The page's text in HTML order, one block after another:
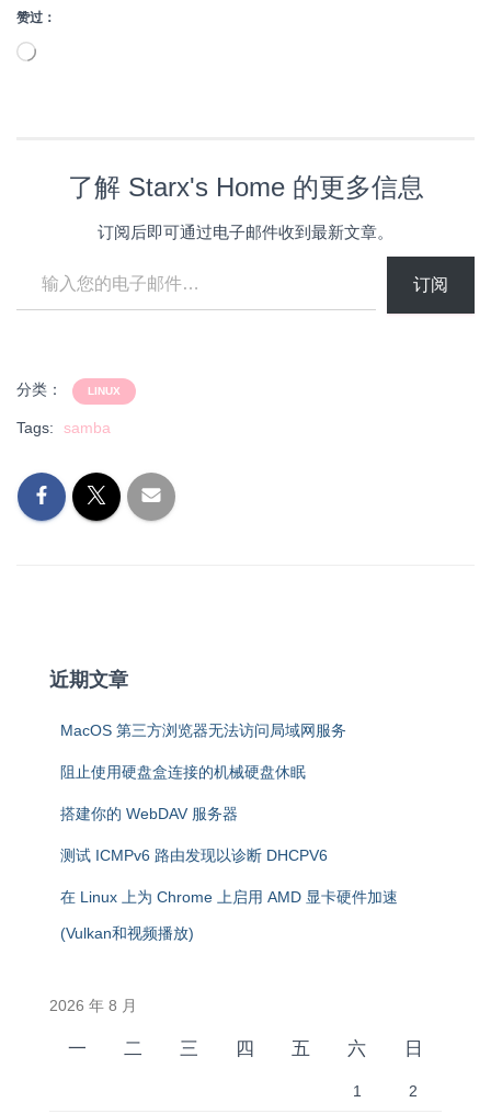
赞过：
正
了解 Starx's Home 的更多信息
订阅后即可通过电子邮件收到最新文章。
订阅
分类： LINUX
Tags: samba
近期文章
MacOS 第三方浏览器无法访问局域网服务
阻止使用硬盘盒连接的机械硬盘休眠
搭建你的 WebDAV 服务器
测试 ICMPv6 路由发现以诊断 DHCPV6
在 Linux 上为 Chrome 上启用 AMD 显卡硬件加速
(Vulkan和视频播放)
2026 年 8 月
一 二 三 四 五 六 日
1 2